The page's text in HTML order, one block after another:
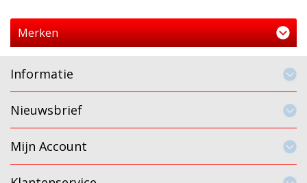
Merken
Informatie
Nieuwsbrief
Mijn Account